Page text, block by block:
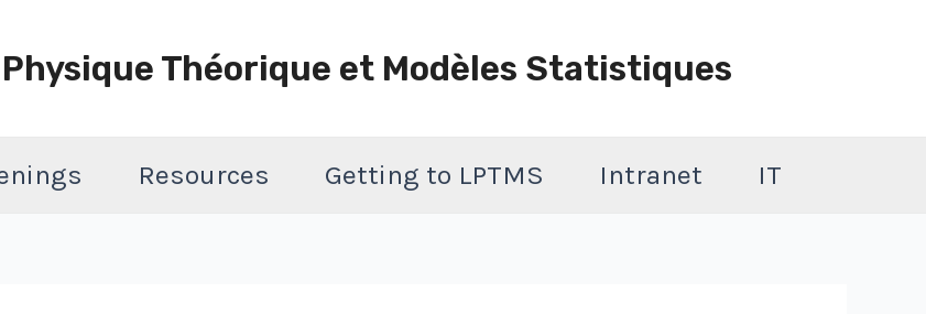
Théorique et Modèles Statistiques
Resources Getting to LPTMS Intranet IT